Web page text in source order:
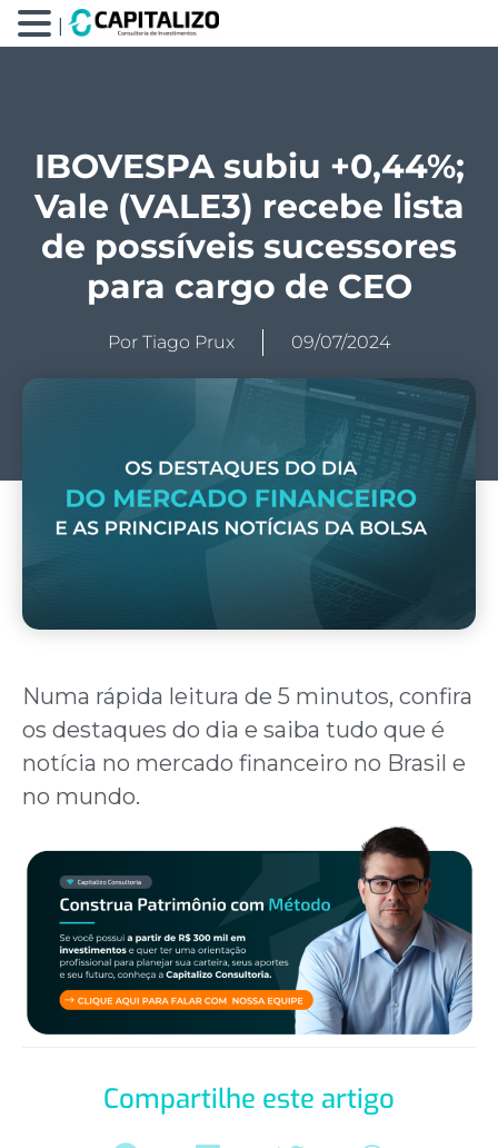
IBOVESPA subiu +0,44%;
Vale (VALE3) recebe lista
de possíveis sucessores
para cargo de CEO
Por Tiago Prux 09/07/2024
Numa rápida leitura de 5 minutos, confira
os destaques do dia e saiba tudo que é
notícia no mercado financeiro no Brasil e
no mundo.
Compartilhe este artigo